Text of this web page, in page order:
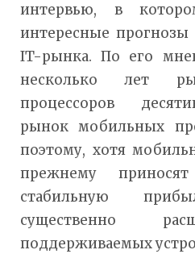
интервью, в
интересные прогнозы
IT-рынка. По его
несколько лет
процессоров
рынок мобильных
поэтому, хотя
прежнему
стабильную
существенно
поддерживаемых